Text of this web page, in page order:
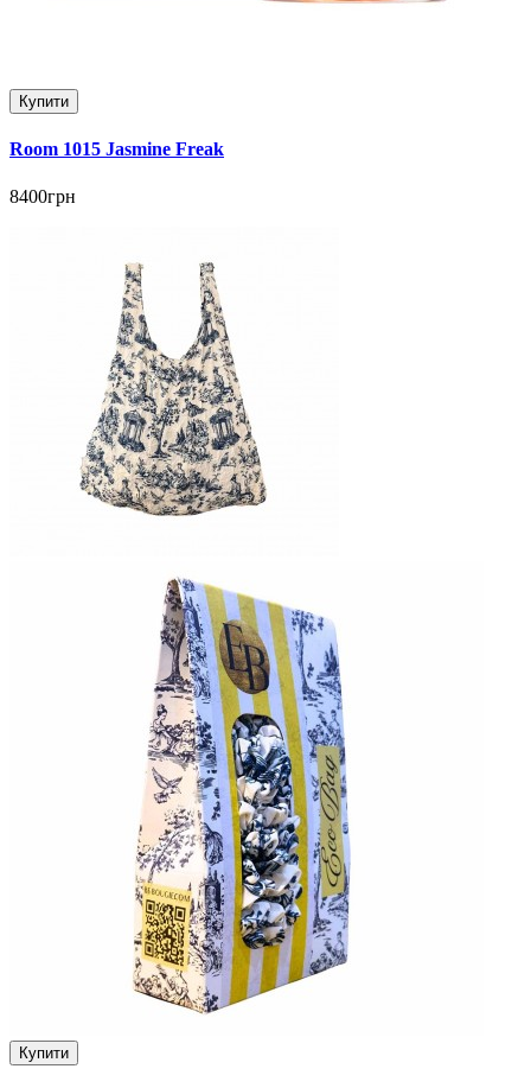
Купити
Room 1015 Jasmine Freak
8400грн
Купити